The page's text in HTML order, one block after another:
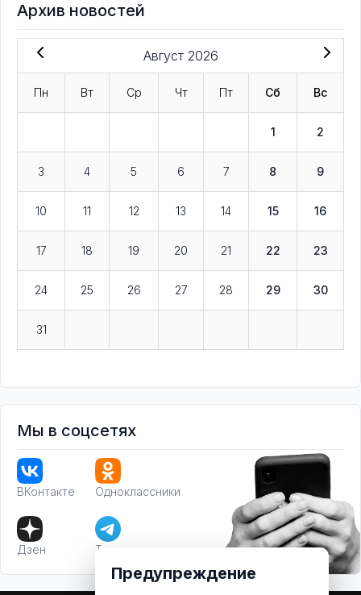
Архив новостей
Август 2026
Пн Вт Ср Чт Пт Сб Вс
1 2
3 4 5 6 7 8 9
10 11 12 13 14 15 16
17 18 19 20 21 22 23
24 25 26 27 28 29 30
31
Мы в соцсетях
ВКонтакте Одноклассники
Дзен Телеграм
Предупреждение